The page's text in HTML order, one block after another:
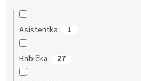
Asistentka 1
Babička 27